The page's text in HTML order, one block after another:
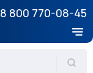
8 800 770-08-45